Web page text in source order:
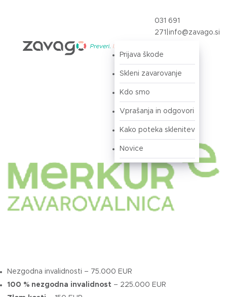
031 691
271 info@zavago.si
Prijava škode
Skleni zavarovanje
Kdo smo
Vprašanja in odgovori
Kako poteka sklenitev
Novice
Nezgodna invalidnosti – 75.000 EUR
100 % nezgodna invalidnost – 225.000 EUR